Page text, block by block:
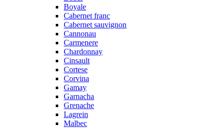
Boyale
Cabernet franc
Cabernet sauvignon
Cannonau
Carmenere
Chardonnay
Cinsault
Cortese
Corvina
Gamay
Garnacha
Grenache
Lagrein
Malbec